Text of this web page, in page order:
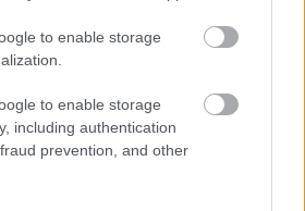
to enable storage
to enable storage
including authentication
prevention, and other